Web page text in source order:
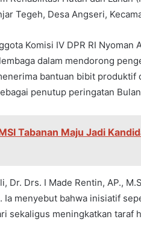
Tegeh, Desa Angseri,
Komisi IV DPR RI Nyoman
dalam mendorong
bantuan bibit
penutup peringatan
Tabanan Maju Jadi
Dr. Drs. I Made Rentin, AP.,
Ia menyebut bahwa inisiatif
sekaligus meningkatkan taraf